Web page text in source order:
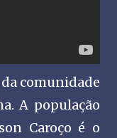
comunidade
A população
Caroço é o